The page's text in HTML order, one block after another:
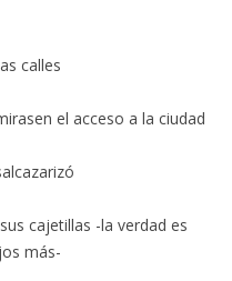
calles
el acceso a la ciudad
cajetillas -la verdad es
más-